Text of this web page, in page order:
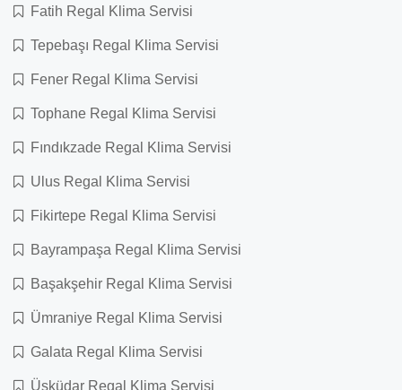
Fatih Regal Klima Servisi
Tepebaşı Regal Klima Servisi
Fener Regal Klima Servisi
Tophane Regal Klima Servisi
Fındıkzade Regal Klima Servisi
Ulus Regal Klima Servisi
Fikirtepe Regal Klima Servisi
Bayrampaşa Regal Klima Servisi
Başakşehir Regal Klima Servisi
Ümraniye Regal Klima Servisi
Galata Regal Klima Servisi
Üsküdar Regal Klima Servisi